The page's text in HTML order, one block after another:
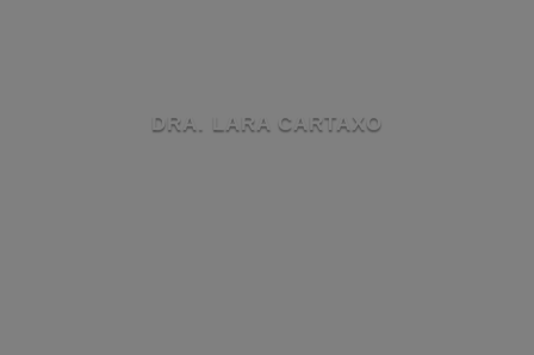
DRA. LARA CARTAXO